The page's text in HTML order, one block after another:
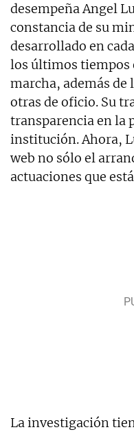
desempeña Angel
constancia de su
desarrollado en
los últimos tiempos
marcha, además de
otras de oficio. Su
transparencia en la
institución. Ahora,
web no sólo el
actuaciones que
La investigación